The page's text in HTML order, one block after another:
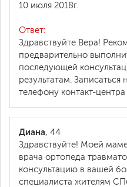
10 июля 2018г.
Ответ:
Здравствуйте Вера!
предварительно
последующей
результатам.
телефону контакт-центра
Диана, 44
Здравствуйте! Моей
врача ортопеда
консультацию в вашей
специалиста жителям